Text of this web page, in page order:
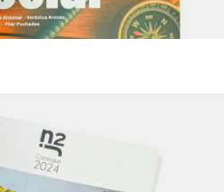
I SOCIAL 1.2 ESO
i social 1.2